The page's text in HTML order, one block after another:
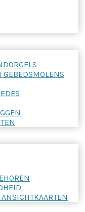
GEBEDSMOLENS